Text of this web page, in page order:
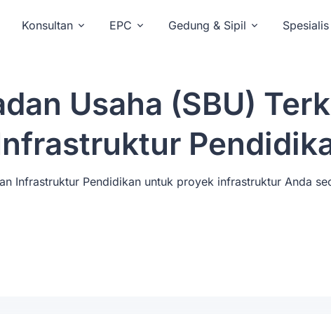
Konsultan EPC Gedung & Sipil Spesialis
Usaha (SBU)
Infrastruktur Pendidikan untuk proyek infrastruktur Anda